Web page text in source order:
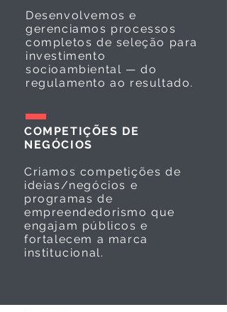
Desenvolvemos e
gerenciamos processos
completos de seleção para
investimento
socioambiental — do
regulamento ao resultado.
COMPETIÇÕES DE
NEGÓCIOS
Criamos competições de
ideias/negócios e
programas de
empreendedorismo que
engajam públicos e
fortalecem a marca
institucional.